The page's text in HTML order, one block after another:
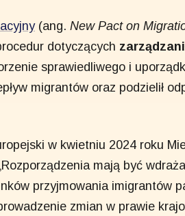
(ang. New Pact on
dotyczących
sprawiedliwego i
migrantów oraz podzielił
w kwietniu 2024 roku
mają być
przyjmowania imigrantów
zmian w prawie